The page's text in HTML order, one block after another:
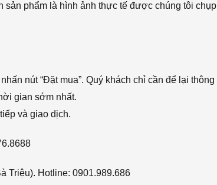
sản phẩm là hình ảnh thực tế được chúng tôi chụp
nút “Đặt mua”. Quý khách chỉ cần để lại thông
gian sớm nhất.
và giao dịch.
Triệu). Hotline: 0901.989.686